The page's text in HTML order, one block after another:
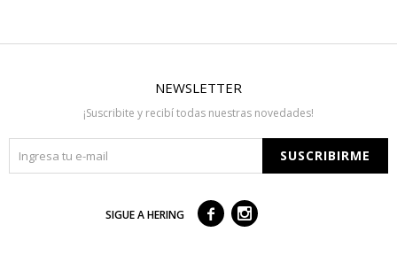
NEWSLETTER
¡Suscribite y recibí todas nuestras novedades!
SUSCRIBIRME
SIGUE A HERING  